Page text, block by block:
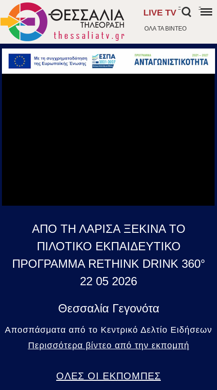
ΟΛΑ ΤΑ ΒΙΝΤΕΟ
LIVE TV
- -
ΑΠΟ ΤΗ ΛΑΡΙΣΑ ΞΕΚΙΝΑ ΤΟ
ΠΙΛΟΤΙΚΟ ΕΚΠΑΙΔΕΥΤΙΚΟ
ΠΡΟΓΡΑΜΜΑ RETHINK DRINK 360°
22 05 2026
Θεσσαλία Γεγονότα
Αποσπάσματα από το Κεντρικό Δελτίο Ειδήσεων
Περισσότερα βίντεο από την εκπομπή
ΟΛΕΣ ΟΙ ΕΚΠΟΜΠΕΣ